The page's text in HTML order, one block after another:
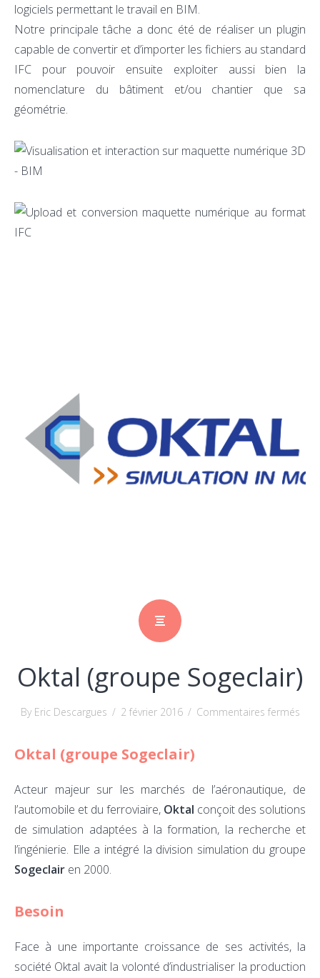
logiciels permettant le travail en BIM.
Notre principale tâche a donc été de réaliser un plugin
capable de convertir et d’importer les fichiers au standard
IFC pour pouvoir ensuite exploiter aussi bien la
nomenclature du bâtiment et/ou chantier que sa
géométrie.
Oktal (groupe Sogeclair)
By Eric Descargues / 2 février 2016 / Commentaires ferméssur
Oktal (groupe Sogeclair)
Acteur majeur sur les marchés de l’aéronautique, de
l’automobile et du ferroviaire, Oktal conçoit des solutions
de simulation adaptées à la formation, la recherche et
l’ingénierie. Elle a intégré la division simulation du groupe
Sogeclair en 2000.
Besoin
Face à une importante croissance de ses activités, la
société Oktal avait la volonté d’industrialiser la production